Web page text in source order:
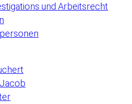
und Arbeitsrecht